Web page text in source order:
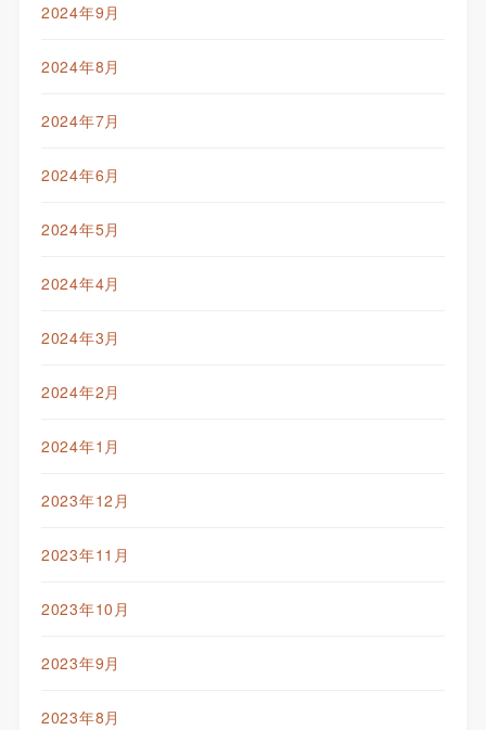
2024年9月
2024年8月
2024年7月
2024年6月
2024年5月
2024年4月
2024年3月
2024年2月
2024年1月
2023年12月
2023年11月
2023年10月
2023年9月
2023年8月